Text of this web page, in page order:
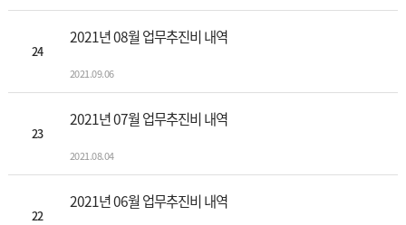
24
2021년 08월 업무추진비 내역
2021.09.06
23
2021년 07월 업무추진비 내역
2021.08.04
22
2021년 06월 업무추진비 내역